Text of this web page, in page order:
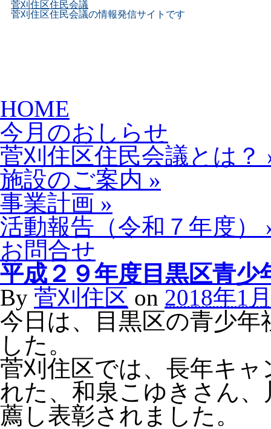
菅刈住区住民会議
菅刈住区住民会議の情報発信サイトです
Skip
to
content
HOME
今月のおしらせ
菅刈住区住民会議とは？
施設のご案内 »
事業計画 »
活動報告（令和７年度）
お問合せ
平成２９年度目黒区青少
By 菅刈住区 on 2018年1
今日は、目黒区の青少
した。
菅刈住区では、長年キ
れた、和泉こゆきさん
薦し表彰されました。